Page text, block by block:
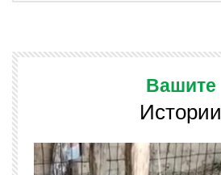
Вашите
Истории